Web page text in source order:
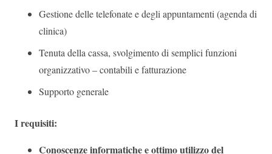
Gestione delle telefonate e degli appuntamenti (agenda di
clinica)
Tenuta della cassa, svolgimento di semplici funzioni
organizzativo – contabili e fatturazione
Supporto generale
I requisiti:
Conoscenze informatiche e ottimo utilizzo del